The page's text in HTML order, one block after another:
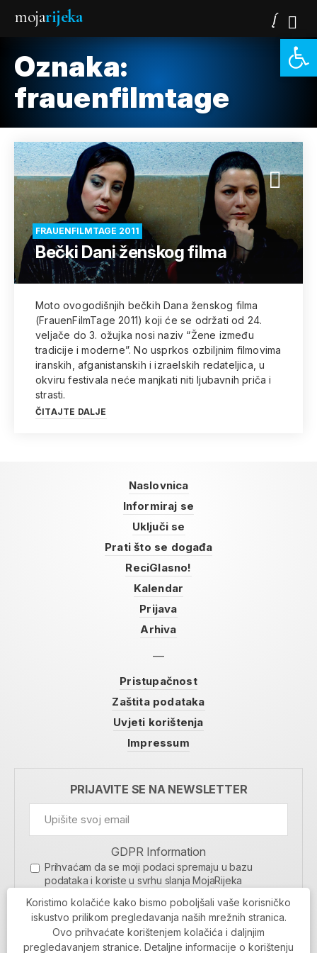
mojarijeka
Oznaka:
frauenfilmtage
FRAUENFILMTAGE 2011
Bečki Dani ženskog filma
Moto ovogodišnjih bečkih Dana ženskog filma
(FrauenFilmTage 2011) koji će se održati od 24.
veljače do 3. ožujka nosi naziv “Žene između
tradicije i moderne”. No usprkos ozbiljnim filmovima
iranskih, afganistanskih i izraelskih redateljica, u
okviru festivala neće manjkati niti ljubavnih priča i
strasti.
ČITAJTE DALJE
Naslovnica
Informiraj se
Uključi se
Prati što se događa
ReciGlasno!
Kalendar
Prijava
Arhiva
Pristupačnost
Zaštita podataka
Uvjeti korištenja
Impressum
PRIJAVITE SE NA NEWSLETTER
GDPR Information
Prihvaćam da se moji podaci spremaju u bazu
podataka i koriste u svrhu slanja MojaRijeka
MOJARIJEKA NEWSLETTER
PRIJAVI SE
Koristimo kolačiće kako bismo poboljšali vaše korisničko
iskustvo prilikom pregledavanja naših mrežnih stranica.
Ovo prihvaćate korištenjem kolačića i daljnjim
pregledavanjem stranice. Detaljne informacije o korištenju